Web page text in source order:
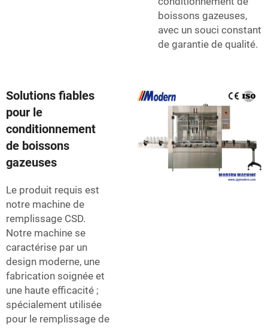
boissons gazeuses,
avec un souci constant
de garantie de qualité.
Solutions fiables
pour le
conditionnement
de boissons
gazeuses
Le produit requis est
notre machine de
remplissage CSD.
Notre machine se
caractérise par un
design moderne, une
fabrication soignée et
une haute efficacité ;
spécialement utilisée
pour le remplissage de